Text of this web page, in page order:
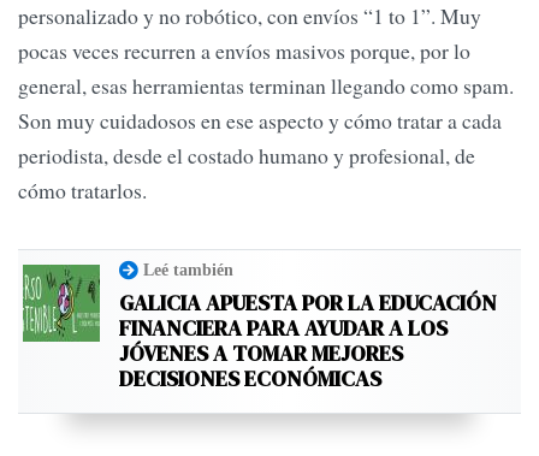
personalizado y no robótico, con envíos “1 to 1”. Muy
pocas veces recurren a envíos masivos porque, por lo
general, esas herramientas terminan llegando como spam.
Son muy cuidadosos en ese aspecto y cómo tratar a cada
periodista, desde el costado humano y profesional, de
cómo tratarlos.
Leé también
GALICIA APUESTA POR LA EDUCACIÓN
FINANCIERA PARA AYUDAR A LOS
JÓVENES A TOMAR MEJORES
DECISIONES ECONÓMICAS